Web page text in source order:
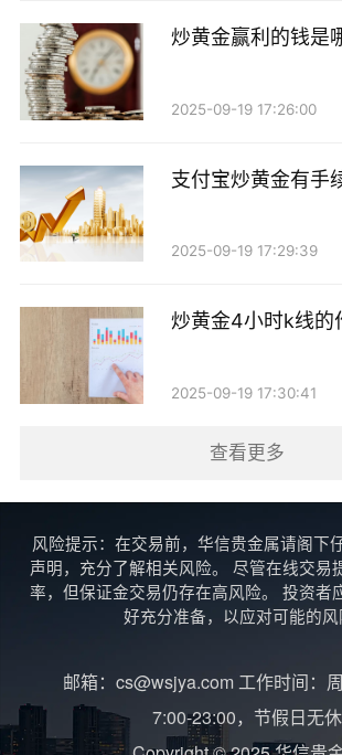
炒黄金赢利的钱是
2025-09-19 17:26:00
支付宝炒黄金有手
2025-09-19 17:29:39
炒黄金4小时k线的
2025-09-19 17:30:41
查看更多
风险提示：在交易前，华信贵金属请阁下
声明，充分了解相关风险。 尽管在线交易
率，但保证金交易仍存在高风险。 投资者
好充分准备，以应对可能的风
邮箱：cs@wsjya.com 工作时间：
7:00-23:00，节假日无休